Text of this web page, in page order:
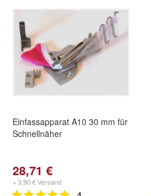
Einfassapparat A10 30 mm für
Schnellnäher
28,71 €
+ 3,90 € Versand